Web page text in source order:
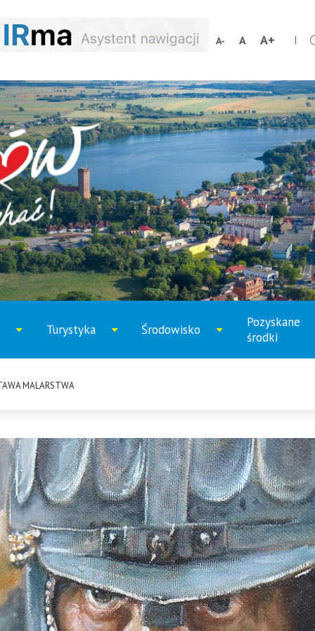
czcionkiczcionkiczcionki
Rozwiń
Turystyka
Rozwiń
Środowisko
Pozyskane
środki
MALARSTWA